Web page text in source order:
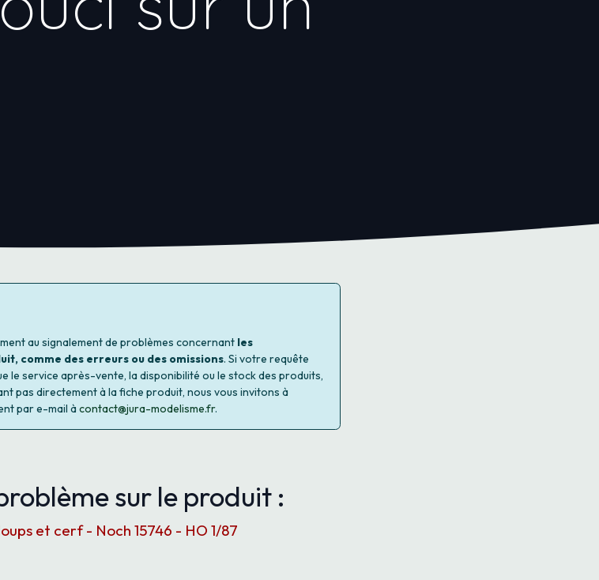
au signalement de problèmes concernant les
comme des erreurs ou des omissions. Si votre requête
le service après-vente, la disponibilité ou le stock des produits,
pas directement à la fiche produit, nous vous invitons à
par e-mail à contact@jura-modelisme.fr.
sur le produit :
et cerf - Noch 15746 - HO 1/87